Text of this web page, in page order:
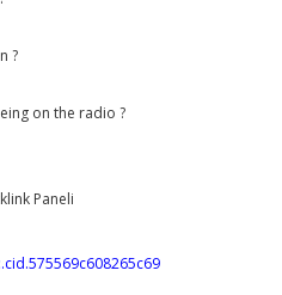
?
on the radio ?